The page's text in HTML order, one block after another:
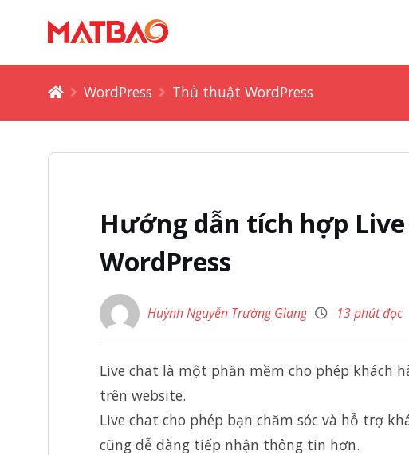
WordPress Thủ thuật WordPress
Hướng dẫn tích hợp
WordPress
Huỳnh Nguyễn Trường Giang 13 phút đọc
Live chat là một phần mềm cho phép khách
trên website.
Live chat cho phép bạn chăm sóc và hỗ trợ
cũng dễ dàng tiếp nhận thông tin hơn.